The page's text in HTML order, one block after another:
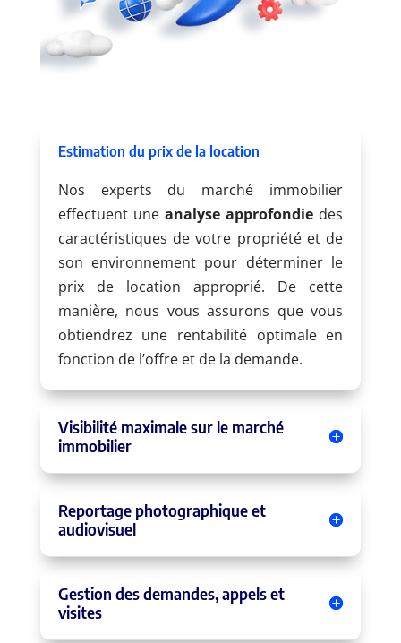
Estimation du prix de la location
Nos experts du marché immobilier
effectuent une analyse approfondie des
caractéristiques de votre propriété et de
son environnement pour déterminer le
prix de location approprié. De cette
manière, nous vous assurons que vous
obtiendrez une rentabilité optimale en
fonction de l’offre et de la demande.
Visibilité maximale sur le marché
immobilier
Reportage photographique et
audiovisuel
Gestion des demandes, appels et
visites